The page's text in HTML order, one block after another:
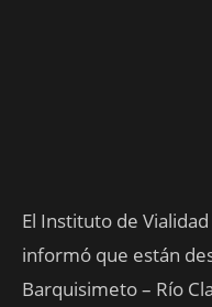
El Instituto de
informó que están
Barquisimeto – Río